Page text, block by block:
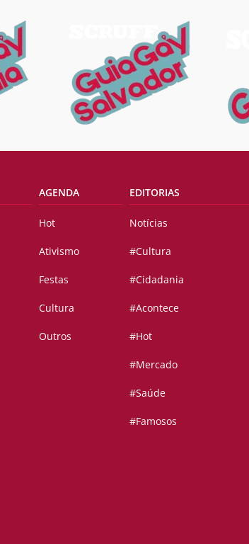
AGENDA
Hot
Ativismo
Festas
Cultura
Outros
EDITORIAS
Notícias
#Cultura
#Cidadania
#Acontece
#Hot
#Mercado
#Saúde
#Famosos